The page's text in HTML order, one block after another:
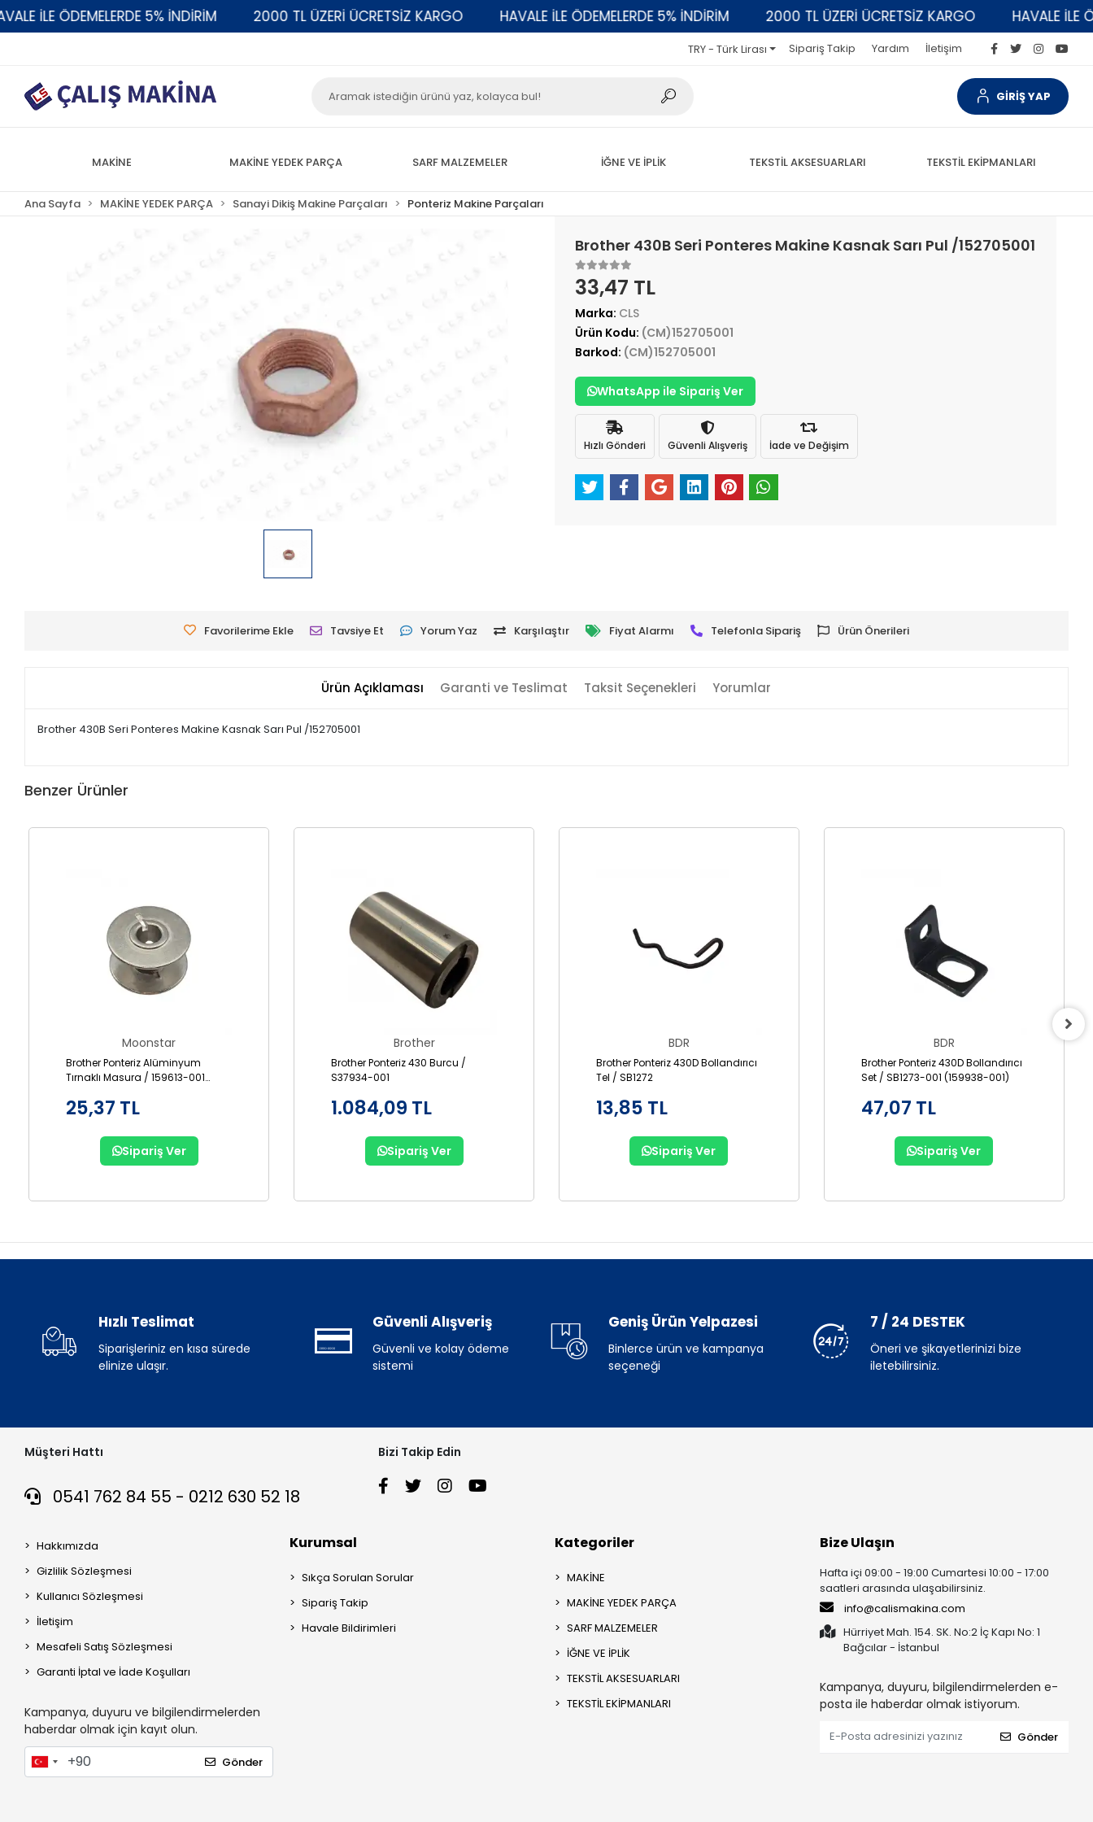
İLE ÖDEMELERDE 5% İNDİRİM 2000 TL ÜZERİ ÜCRETSİZ KARGO HAVALE İLE ÖDEMELERDE 5% İNDİRİM 2000 TL ÜZERİ ÜCRETSİZ KARGO HAVALE İLE
TRY - Türk Lirası Sipariş Takip Yardım İletişim
GİRİŞ YAP
MAKİNE MAKİNE YEDEK PARÇA SARF MALZEMELER İĞNE VE İPLİK TEKSTİL AKSESUARLARI TEKSTİL EKİPMANLARI
Ana Sayfa MAKİNE YEDEK PARÇA Sanayi Dikiş Makine Parçaları Ponteriz Makine Parçaları
Brother 430B Seri Ponteres Makine Kasnak Sarı Pul /152705001
33,47 TL
Marka: CLS
Ürün Kodu: (CM)152705001
Barkod: (CM)152705001
WhatsApp ile Sipariş Ver
Hızlı Gönderi Güvenli Alışveriş İade ve Değişim
Favorilerime Ekle Tavsiye Et Yorum Yaz Karşılaştır Fiyat Alarmı Telefonla Sipariş Ürün Önerileri
Ürün Açıklaması Garanti ve Teslimat Taksit Seçenekleri Yorumlar
Brother 430B Seri Ponteres Makine Kasnak Sarı Pul /152705001
Benzer Ürünler
Moonstar
Brother Ponteriz Alüminyum
Tırnaklı Masura / 159613-001
25,37 TL
Sipariş Ver
Brother
Brother Ponteriz 430 Burcu /
S37934-001
1.084,09 TL
Sipariş Ver
BDR
Brother Ponteriz 430D Bollandırıcı
Tel / SB1272
13,85 TL
Sipariş Ver
BDR
Brother Ponteriz 430D Bollandırıcı
Set / SB1273-001 (159938-001)
47,07 TL
Sipariş Ver
Hızlı Teslimat
Siparişleriniz en kısa sürede
elinize ulaşır.
Güvenli Alışveriş
Güvenli ve kolay ödeme
sistemi
Geniş Ürün Yelpazesi
Binlerce ürün ve kampanya
seçeneği
7 / 24 DESTEK
Öneri ve şikayetlerinizi bize
iletebilirsiniz.
Müşteri Hattı
0541 762 84 55 - 0212 630 52 18
Bizi Takip Edin
Hakkımızda
Gizlilik Sözleşmesi
Kullanıcı Sözleşmesi
İletişim
Mesafeli Satış Sözleşmesi
Garanti İptal ve İade Koşulları
Kampanya, duyuru ve bilgilendirmelerden
haberdar olmak için kayıt olun.
Gönder
Kurumsal
Sıkça Sorulan Sorular
Sipariş Takip
Havale Bildirimleri
Kategoriler
MAKİNE
MAKİNE YEDEK PARÇA
SARF MALZEMELER
İĞNE VE İPLİK
TEKSTİL AKSESUARLARI
TEKSTİL EKİPMANLARI
Bize Ulaşın
Hafta içi 09:00 - 19:00 Cumartesi 10:00 - 17:00
saatleri arasında ulaşabilirsiniz.
info@calismakina.com
Hürriyet Mah. 154. SK. No:2 İç Kapı No: 1
Bağcılar - İstanbul
Kampanya, duyuru, bilgilendirmelerden e-
posta ile haberdar olmak istiyorum.
Gönder